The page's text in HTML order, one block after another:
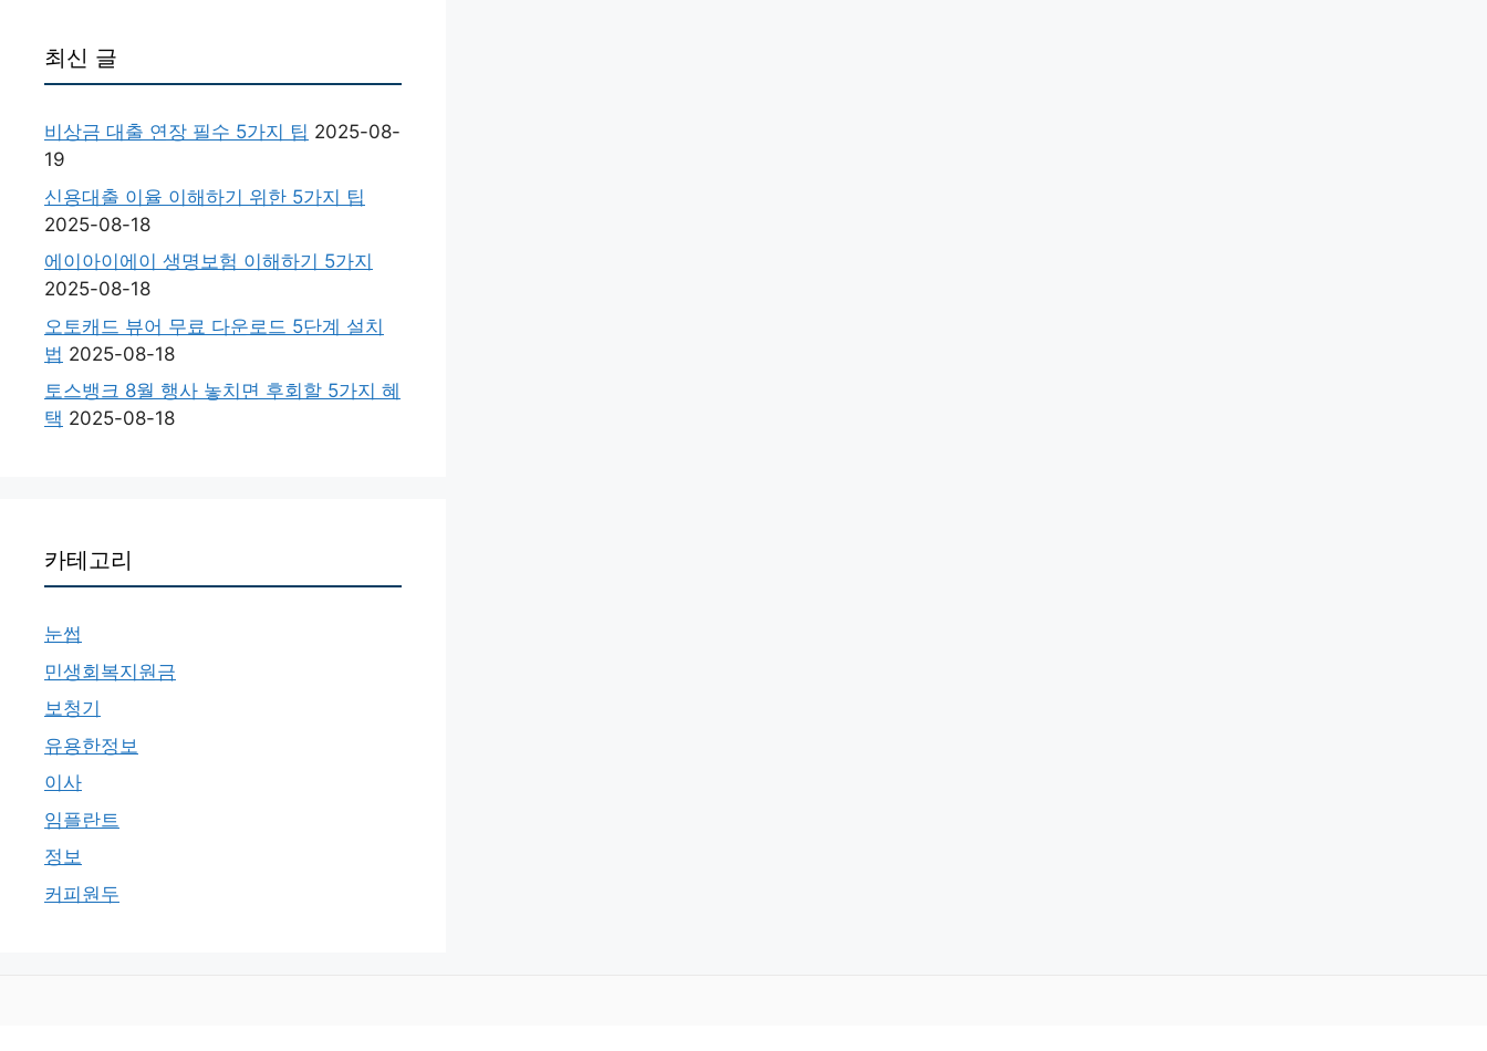
최신 글
비상금 대출 연장 필수 5가지 팁 2025-08-
19
신용대출 이율 이해하기 위한 5가지 팁
2025-08-18
에이아이에이 생명보험 이해하기 5가지
2025-08-18
오토캐드 뷰어 무료 다운로드 5단계 설치
법 2025-08-18
토스뱅크 8월 행사 놓치면 후회할 5가지 혜
택 2025-08-18
카테고리
눈썹
민생회복지원금
보청기
유용한정보
이사
임플란트
정보
커피원두